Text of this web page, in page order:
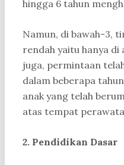
hingga 6 tahun
Namun, di bawah-3,
rendah yaitu hanya di
juga, permintaan
dalam beberapa
anak yang telah
atas tempat
2. Pendidikan Dasar